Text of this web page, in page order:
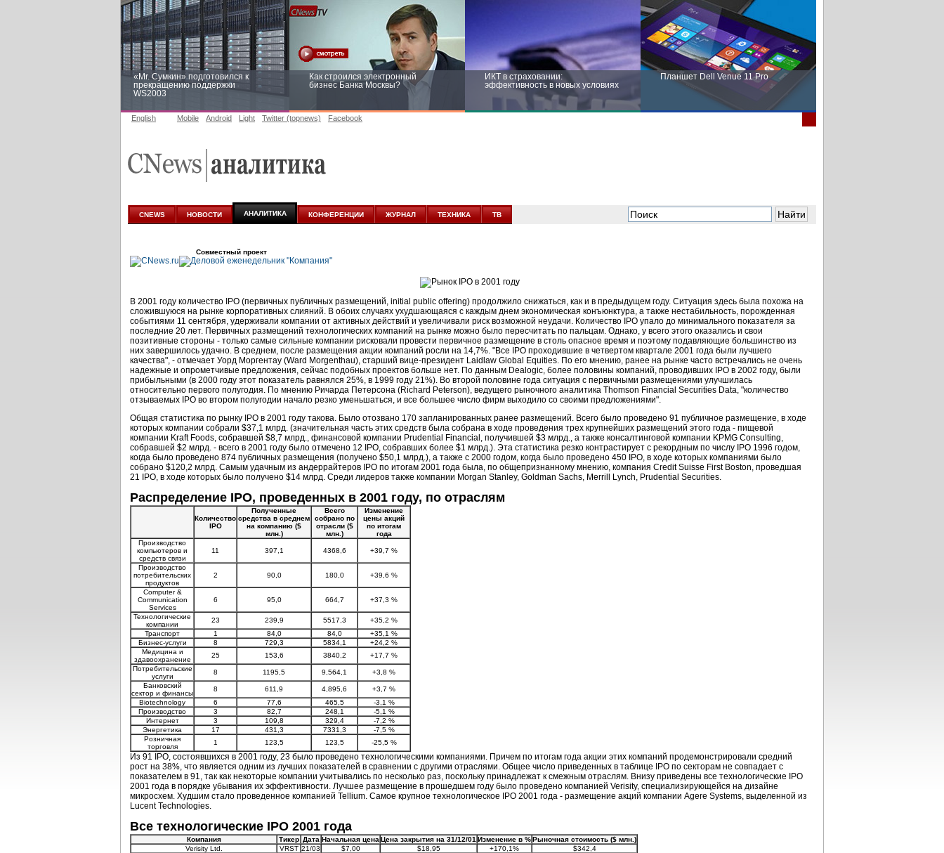
«Mr. Сумкин» подготовился к
прекращению поддержки
WS2003
Как строился электронный
бизнес Банка Москвы?
ИКТ в страховании:
эффективность в новых условиях
Планшет Dell Venue 11 Pro
аналитике
новых условиях
English Mobile Android Light Twitter (topnews) Facebook
CNEWS НОВОСТИ АНАЛИТИКА КОНФЕРЕНЦИИ ЖУРНАЛ ТЕХНИКА ТВ
Совместный проект
В 2001 году количество IPO (первичных публичных размещений, initial public offering) продолжило снижаться, как и в предыдущем году. Ситуация здесь была похожа на
сложившуюся на рынке корпоративных слияний. В обоих случаях ухудшающаяся с каждым днем экономическая конъюнктура, а также нестабильность, порожденная
событиями 11 сентября, удерживали компании от активных действий и увеличивали риск возможной неудачи. Количество IPO упало до минимального показателя за
последние 20 лет. Первичных размещений технологических компаний на рынке можно было пересчитать по пальцам. Однако, у всего этого оказались и свои
позитивные стороны - только самые сильные компании рисковали провести первичное размещение в столь опасное время и поэтому подавляющие большинство из
них завершилось удачно. В среднем, после размещения акции компаний росли на 14,7%. "Все IPO проходившие в четвертом квартале 2001 года были лучшего
качества", - отмечает Уорд Моргентау (Ward Morgenthau), старший вице-президент Laidlaw Global Equities. По его мнению, ранее на рынке часто встречались не очень
надежные и опрометчивые предложения, сейчас подобных проектов больше нет. По данным Dealogic, более половины компаний, проводивших IPO в 2002 году, были
прибыльными (в 2000 году этот показатель равнялся 25%, в 1999 году 21%). Во второй половине года ситуация с первичными размещениями улучшилась
относительно первого полугодия. По мнению Ричарда Петерсона (Richard Peterson), ведущего рыночного аналитика Thomson Financial Securities Data, "количество
отзываемых IPO во втором полугодии начало резко уменьшаться, и все большее число фирм выходило со своими предложениями".
Общая статистика по рынку IPO в 2001 году такова. Было отозвано 170 запланированных ранее размещений. Всего было проведено 91 публичное размещение, в ходе
которых компании собрали $37,1 млрд. (значительная часть этих средств была собрана в ходе проведения трех крупнейших размещений этого года - пищевой
компании Kraft Foods, собравшей $8,7 млрд., финансовой компании Prudential Financial, получившей $3 млрд., а также консалтинговой компании KPMG Consulting,
собравшей $2 млрд. - всего в 2001 году было отмечено 12 IPO, собравших более $1 млрд.). Эта статистика резко контрастирует с рекордным по числу IPO 1996 годом,
когда было проведено 874 публичных размещения (получено $50,1 млрд.), а также с 2000 годом, когда было проведено 450 IPO, в ходе которых компаниями было
собрано $120,2 млрд. Самым удачным из андеррайтеров IPO по итогам 2001 года была, по общепризнанному мнению, компания Credit Suisse First Boston, проведшая
21 IPO, в ходе которых было получено $14 млрд. Среди лидеров также компании Morgan Stanley, Goldman Sachs, Merrill Lynch, Prudential Securities.
Распределение IPO, проведенных в 2001 году, по отраслям
Количество
IPO
Полученные
средства в среднем
на компанию ($
млн.)
Всего
собрано по
отрасли ($
млн.)
Изменение
цены акций
по итогам
года
Производство
компьютеров и
средств связи
11 397,1 4368,6 +39,7 %
Производство
потребительских
продуктов
2 90,0 180,0 +39,6 %
Computer &
Communication
Services
6 95,0 664,7 +37,3 %
Технологические
компании
23 239,9 5517,3
+35,2 %
Транспорт
1 84,0 84,0
+35,1 %
Бизнес-услуги
8 729,3 5834,1
+24,2 %
Медицина и
здавоохранение
25 153,6 3840,2
+17,7 %
Потребительские
услуги
8 1195,5 9,564,1
+3,8 %
Банковский
сектор и финансы
8 611,9 4,895,6
+3,7 %
Biotechnology
6 77,6 465,5
-3,1 %
Производство
3 82,7 248,1
-5,1 %
Интернет
3 109,8 329,4
-7,2 %
Энергетика
17 431,3 7331,3
-7,5 %
Розничная
торговля
1 123,5 123,5 -25,5 %
Из 91 IPO, состоявшихся в 2001 году, 23 было проведено технологическими компаниями. Причем по итогам года акции этих компаний продемонстрировали средний
рост на 38%, что является одним из лучших показателей в сравнении с другими отраслями. Общее число приведенных в таблице IPO по секторам не совпадает с
показателем в 91, так как некоторые компании учитывались по несколько раз, поскольку принадлежат к смежным отраслям. Внизу приведены все технологические IPO
2001 года в порядке убывания их эффективности. Лучшее размещение в прошедшем году было проведено компанией Verisity, специализирующейся на дизайне
микросхем. Худшим стало проведенное компанией Tellium. Самое крупное технологическое IPO 2001 года - размещение акций компании Agere Systems, выделенной из
Lucent Technologies.
Все технологические IPO 2001 года
Компания Тикер Дата Начальная цена Цена закрытия на 31/12/01 Изменение в %Рыночная стоимость ($ млн.)
Verisity Ltd.
VRST 21/03 $7,00 $18,95 +170,1%
$342,4